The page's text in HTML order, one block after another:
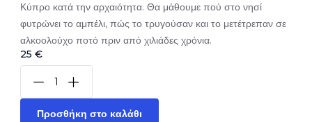
Κύπρο κατά την αρχαιότητα. Θα μάθουμε πού στο νησί
φυτρώνει το αμπέλι, πώς το τρυγούσαν και το μετέτρεπαν σε
αλκοολούχο ποτό πριν από χιλιάδες χρόνια.
25 €
Προσθήκη στο καλάθι